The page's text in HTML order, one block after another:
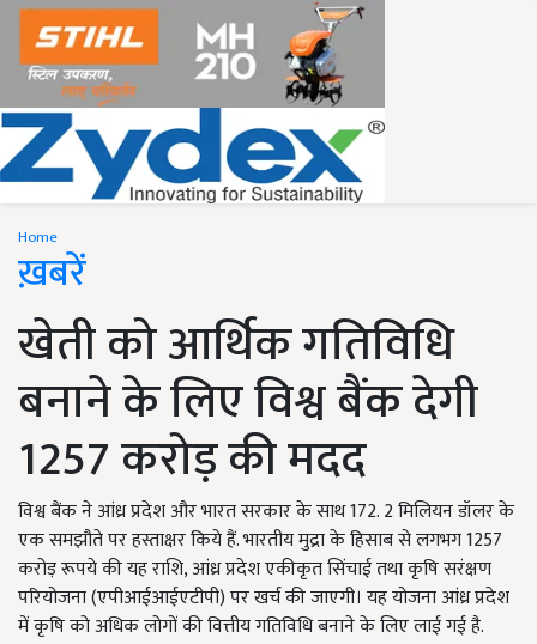
Home
ख़बरें
खेती को आर्थिक गतिविधि
बनाने के लिए विश्व बैंक देगी
1257 करोड़ की मदद
विश्व बैंक ने आंध्र प्रदेश और भारत सरकार के साथ 172. 2 मिलियन डॉलर के
एक समझौते पर हस्ताक्षर किये हैं. भारतीय मुद्रा के हिसाब से लगभग 1257
करोड़ रूपये की यह राशि, आंध्र प्रदेश एकीकृत सिंचाई तथा कृषि सरंक्षण
परियोजना (एपीआईआईएटीपी) पर खर्च की जाएगी। यह योजना आंध्र प्रदेश
में कृषि को अधिक लोगों की वित्तीय गतिविधि बनाने के लिए लाई गई है.